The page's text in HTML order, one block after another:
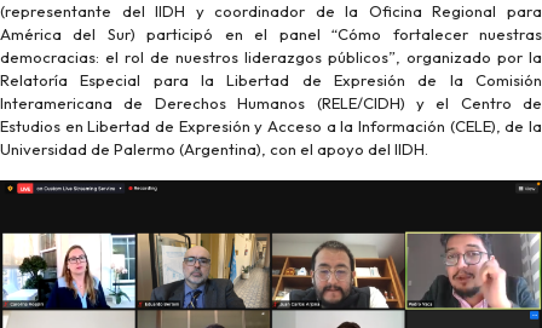
(representante del IIDH y coordinador de la Oficina Regional para
América del Sur) participó en el panel “Cómo fortalecer nuestras
democracias: el rol de nuestros liderazgos públicos”, organizado por la
Relatoría Especial para la Libertad de Expresión de la Comisión
Interamericana de Derechos Humanos (RELE/CIDH) y el Centro de
Estudios en Libertad de Expresión y Acceso a la Información (CELE), de la
Universidad de Palermo (Argentina), con el apoyo del IIDH.